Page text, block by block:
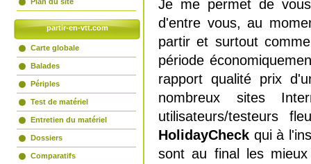
partir-en-vtt.com
Carte globale
Balades
Périples
Test de matériel
Entretien du matériel
Dossiers
Comparatifs
Je me permet de
d'entre vous, au
partir et surtout
période
rapport qualité prix
nombreux sites
utilisateurs/testeurs
HolidayCheck qui à
sont au final les